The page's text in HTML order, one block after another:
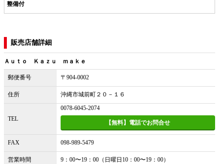
整備付
販売店舗詳細
Ａｕｔｏ Ｋａｚｕ ｍａｋｅ
郵便番号 〒904-0002
住所 沖縄市城前町２０－１６
TEL
0078-6045-2074
【無料】電話でお問合せ
FAX 098-989-5479
営業時間 9：00〜19：00（日曜日10：00〜19：00）